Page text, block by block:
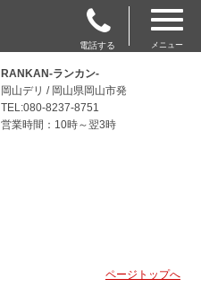
電話する メニュー
RANKAN-ランカン-
岡山デリ / 岡山県岡山市発
TEL:080-8237-8751
営業時間：10時～翌3時
ページトップへ